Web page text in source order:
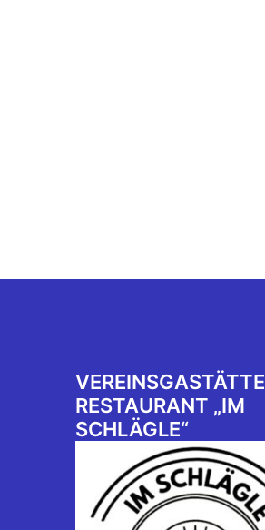
VEREINSGASTÄTTE
RESTAURANT „IM
SCHLÄGLE“